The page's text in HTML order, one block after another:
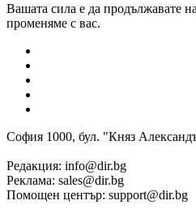
Вашата сила е да продължавате
променяме с вас.
София 1000, бул. "Княз
Редакция: info@dir.bg
Реклама: sales@dir.bg
Помощен център: support@dir.bg